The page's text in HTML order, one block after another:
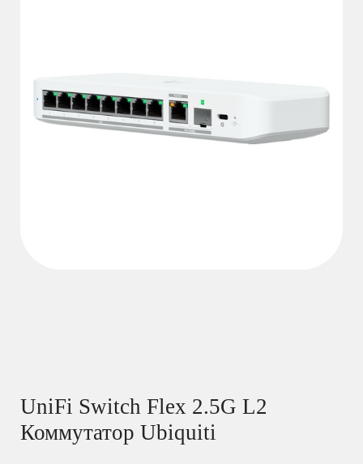
UniFi Switch Flex 2.5G L2
Коммутатор Ubiquiti